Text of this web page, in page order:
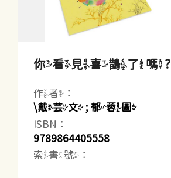
你看見喜鵲了嗎?
作者：
\戴芸文 ; 郁蓉圖
ISBN：
9789864405558
索書號：